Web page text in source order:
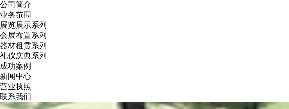
公司简介
业务范围
展览展示系列
会展布置系列
器材租赁系列
礼仪庆典系列
成功案例
新闻中心
营业执照
联系我们